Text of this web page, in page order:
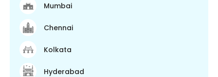
Mumbai
Chennai
Kolkata
Hyderabad